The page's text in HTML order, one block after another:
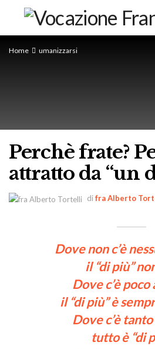
Home umanizzarsi
Perchè frate?
attratto da “un
difra Alberto
Dove non c’è
il “di più”
Dove c’è poco
il “di più” è
Dove c’è
tutto è “di